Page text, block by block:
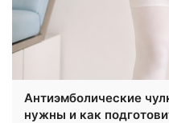
Антиэмболические
нужны и как